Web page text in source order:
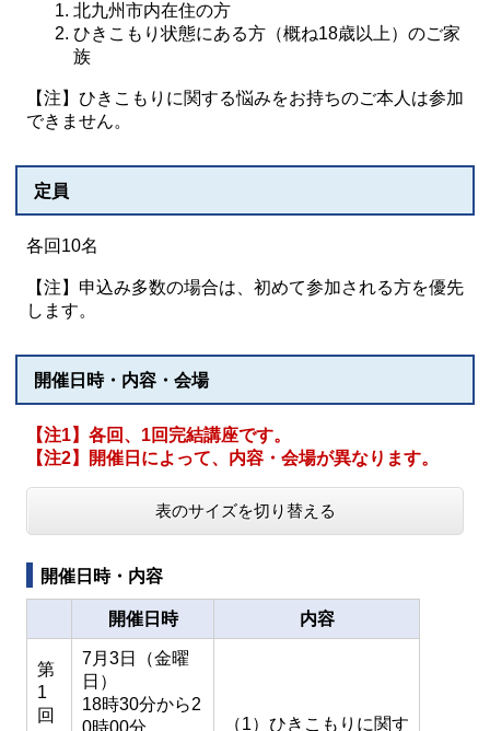
北九州市内在住の方
ひきこもり状態にある方（概ね18歳以上）のご家
族
【注】ひきこもりに関する悩みをお持ちのご本人は参加
できません。
定員
各回10名
【注】申込み多数の場合は、初めて参加される方を優先
します。
開催日時・内容・会場
【注1】各回、1回完結講座です。
【注2】開催日によって、内容・会場が異なります。
表のサイズを切り替える
開催日時・内容
開催日時 内容
第
1
回
7月3日（金曜
日）
18時30分から2
0時00分
（1）ひきこもりに関す